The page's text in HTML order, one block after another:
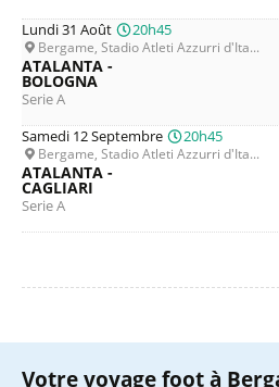
Lundi 31 Août
20h45
Bergame, Stadio Atleti Azzurri d'Ita...
ATALANTA -
BOLOGNA
Serie A
Samedi 12 Septembre
20h45
Bergame, Stadio Atleti Azzurri d'Ita...
ATALANTA -
CAGLIARI
Serie A
Votre voyage foot à